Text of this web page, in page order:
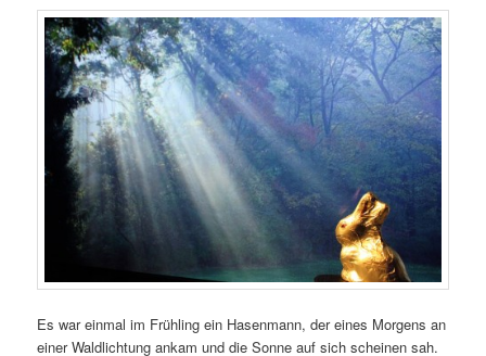
Es war einmal im Frühling ein Hasenmann, der eines Morgens an
einer Waldlichtung ankam und die Sonne auf sich scheinen sah.